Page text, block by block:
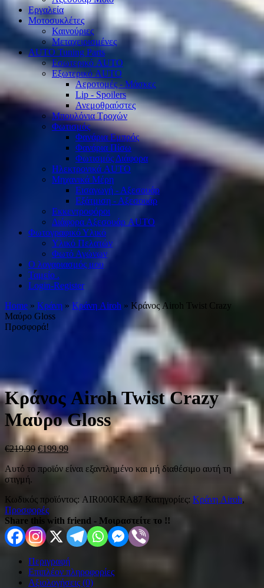
Εργαλεία
Μοτοσυκλέτες
Καινούριες
Μεταχειρισμένες
AUTO Tuning Parts
Εσωτερικό AUTO
Εξωτερικό AUTO
Αεροτομές - Μάσκες
Lip - Spoilers
Ανεμοθραύστες
Μπουλόνια Τροχών
Φωτισμός
Φανάρια Εμπρός
Φανάρια Πίσω
Φωτισμός Διάφορα
Ηλεκτρονικά AUTO
Μηχανικά Μέρη
Εισαγωγή - Αξεσουάρ
Εξάτμιση - Αξεσουάρ
Εκκεντροφόροι
Διάφορα Αξεσουάρ AUTO
Φωτογραφικό Υλικό
Υλικό Πελατών
Φωτό Αγώνων
Ο λογαριασμός μου
Ταμείο .
Login-Register
Home » Κράνη » Κράνη Airoh » Κράνος Airoh Twist Crazy
Mαύρο Gloss
Προσφορά!
Κράνος Airoh Twist Crazy
Mαύρο Gloss
€219.99 €199.99
Αυτό το προϊόν είναι εξαντλημένο και μή διαθέσιμο αυτή τη
στιγμή.
Κωδικός προϊόντος: AIR000KRA87 Κατηγορίες: Κράνη Airoh,
Προσφορές
Share this with friend - Μοιραστείτε το !!
Περιγραφή
Επιπλέον πληροφορίες
Αξιολογήσεις (0)